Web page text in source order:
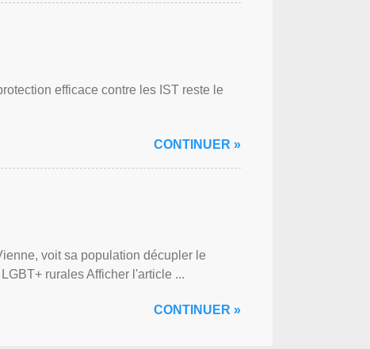
efficace contre les IST reste le
CONTINUER »
voit sa population décupler le
rurales Afficher l'article ...
CONTINUER »